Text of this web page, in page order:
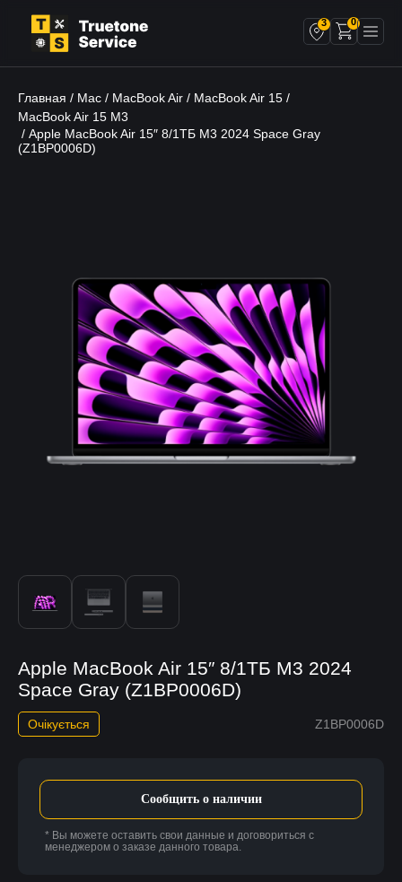
3 0
Главная / Mac / MacBook Air / MacBook Air 15 /
MacBook Air 15 M3
/ Apple MacBook Air 15″ 8/1TБ M3 2024 Space Gray
(Z1BP0006D)
Apple MacBook Air 15″ 8/1TБ M3 2024
Space Gray (Z1BP0006D)
Z1BP0006D
Очікується
Сообщить о наличии
* Вы можете оставить свои данные и договориться с
менеджером о заказе данного товара.